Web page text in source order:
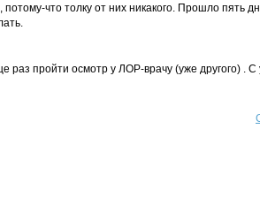
что толку от них никакого. Прошло пять
раз пройти осмотр у ЛОР-врачу (уже другого) .